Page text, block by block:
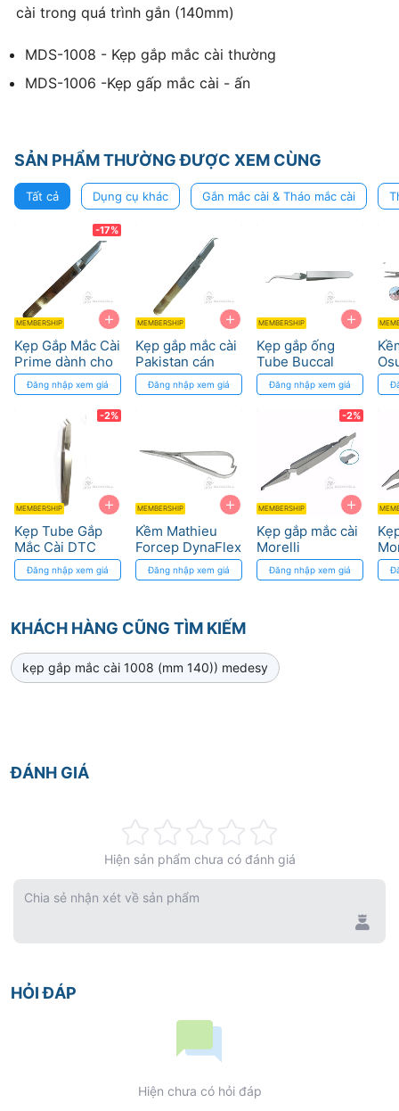
cài trong quá trình gắn (140mm)
MDS-1008 - Kẹp gắp mắc cài thường
MDS-1006 -Kẹp gấp mắc cài - ấn
SẢN PHẨM THƯỜNG ĐƯỢC XEM CÙNG
Tất cả Dụng cụ khác Gắn mắc cài & Tháo mắc cài
+
-17%
MEMBERSHIP
Kẹp Gắp Mắc Cài
Prime dành cho
Chỉnh Nha
Đăng nhập xem giá
+
-2%
MEMBERSHIP
Kẹp Tube Gắp
Mắc Cài DTC
Medical
Apparatus
Đăng nhập xem giá
+
MEMBERSHIP
Kẹp gắp mắc cài
Pakistan cán
vàng
Đăng nhập xem giá
+
MEMBERSHIP
Kềm Mathieu
Forcep DynaFlex
Đăng nhập xem giá
+
MEMBERSHIP
Kẹp gắp ống
Tube Buccal
Tube Instrument
DynaFlex
Đăng nhập xem giá
+
-2%
MEMBERSHIP
Kẹp gắp mắc cài
Morelli
Đăng nhập xem giá
KHÁCH HÀNG CŨNG TÌM KIẾM
kẹp gắp mắc cài 1008 (mm 140)) medesy
ĐÁNH GIÁ
0%
Hiện sản phẩm chưa có đánh giá
Chia sẻ nhận xét về sản phẩm
HỎI ĐÁP
Hiện chưa có hỏi đáp